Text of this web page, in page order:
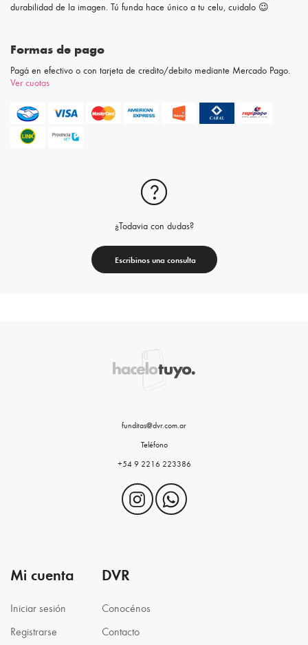
durabilidad de la imagen. Tú funda hace único a tu celu, cuidalo 😉
Formas de pago
Pagá en efectivo o con tarjeta de credito/debito mediante Mercado Pago.
Ver cuotas
¿Todavia con dudas?
Escribinos una consulta
funditas@dvr.com.ar
Teléfono
+54 9 2216 223386
Mi cuenta
Iniciar sesión
Registrarse
DVR
Conocénos
Contacto